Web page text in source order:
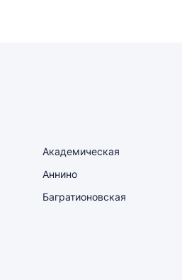
Академическая
Аннино
Багратионовская